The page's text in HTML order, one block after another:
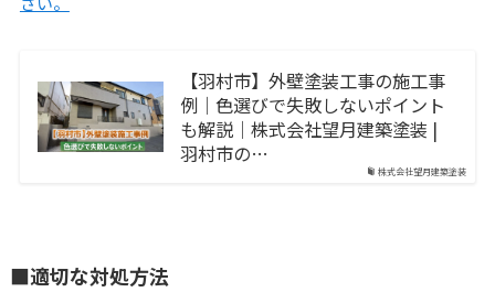
株式会社望月建築塗装
【羽村市】外壁塗装工事の施工事
例｜色選びで失敗しないポイント
も解説｜株式会社望月建築塗装 |
羽村市の…
■適切な対処方法